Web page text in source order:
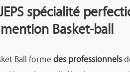
spécialité
mention Basket-ball
Ball formedes professionnels